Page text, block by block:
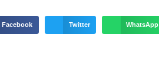
Facebook Twitter WhatsApp